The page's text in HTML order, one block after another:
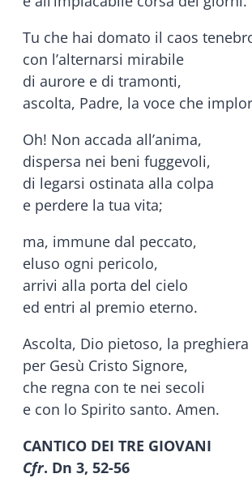
Tu che hai domato il caos
con l’alternarsi mirabile
di aurore e di tramonti,
ascolta, Padre, la voce che
Oh! Non accada all’anima,
dispersa nei beni fuggevoli,
di legarsi ostinata alla colpa
e perdere la tua vita;
ma, immune dal peccato,
eluso ogni pericolo,
arrivi alla porta del cielo
ed entri al premio eterno.
Ascolta, Dio pietoso, la preghiera
per Gesù Cristo Signore,
che regna con te nei secoli
e con lo Spirito santo. Amen.
CANTICO DEI TRE GIOVANI
Cfr. Dn 3, 52-56